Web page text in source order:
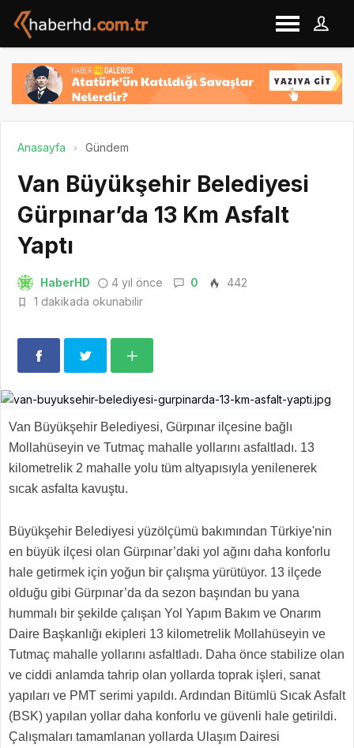
Anasayfa Gündem
Van Büyükşehir Belediyesi
Gürpınar’da 13 Km Asfalt
Yaptı
HaberHD 4 yıl önce 0
442
1 dakikada okunabilir
Van Büyükşehir Belediyesi, Gürpınar ilçesine bağlı
Mollahüseyin ve Tutmaç mahalle yollarını asfaltladı. 13
kilometrelik 2 mahalle yolu tüm altyapısıyla yenilenerek
sıcak asfalta kavuştu.
Büyükşehir Belediyesi yüzölçümü bakımından Türkiye'nin
en büyük ilçesi olan Gürpınar’daki yol ağını daha konforlu
hale getirmek için yoğun bir çalışma yürütüyor. 13 ilçede
olduğu gibi Gürpınar’da da sezon başından bu yana
hummalı bir şekilde çalışan Yol Yapım Bakım ve Onarım
Daire Başkanlığı ekipleri 13 kilometrelik Mollahüseyin ve
Tutmaç mahalle yollarını asfaltladı. Daha önce stabilize olan
ve ciddi anlamda tahrip olan yollarda toprak işleri, sanat
yapıları ve PMT serimi yapıldı. Ardından Bitümlü Sıcak Asfalt
(BSK) yapılan yollar daha konforlu ve güvenli hale getirildi.
Çalışmaları tamamlanan yollarda Ulaşım Dairesi